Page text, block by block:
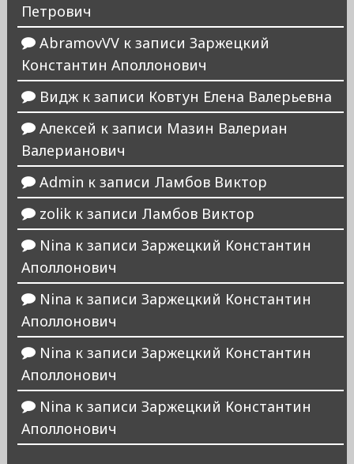
Петрович
AbramovVVк записи Заржецкий
Константин Аполлонович
Виджк записи Ковтун Елена Валерьевна
Алексей к записи Мазин Валериан
Валерианович
Admin к записи Ламбов Виктор
zolikк записи Ламбов Виктор
Nina к записи Заржецкий Константин
Аполлонович
Nina к записи Заржецкий Константин
Аполлонович
Nina к записи Заржецкий Константин
Аполлонович
Nina к записи Заржецкий Константин
Аполлонович